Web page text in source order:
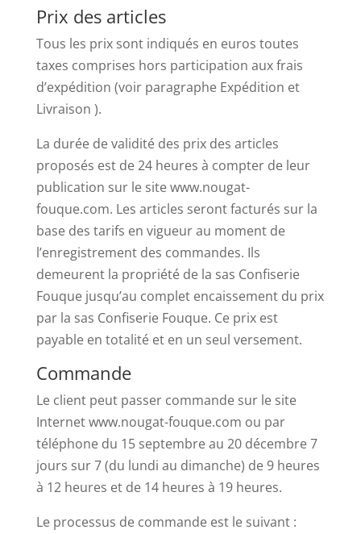
Prix des articles
Tous les prix sont indiqués en euros toutes
taxes comprises hors participation aux frais
d’expédition (voir paragraphe Expédition et
Livraison ).
La durée de validité des prix des articles
proposés est de 24 heures à compter de leur
publication sur le site www.nougat-
fouque.com. Les articles seront facturés sur la
base des tarifs en vigueur au moment de
l’enregistrement des commandes. Ils
demeurent la propriété de la sas Confiserie
Fouque jusqu’au complet encaissement du prix
par la sas Confiserie Fouque. Ce prix est
payable en totalité et en un seul versement.
Commande
Le client peut passer commande sur le site
Internet www.nougat-fouque.com ou par
téléphone du 15 septembre au 20 décembre 7
jours sur 7 (du lundi au dimanche) de 9 heures
à 12 heures et de 14 heures à 19 heures.
Le processus de commande est le suivant :